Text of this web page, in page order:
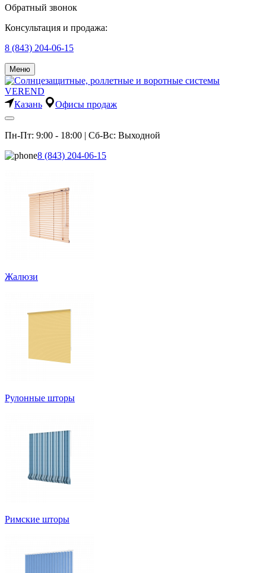
Обратный звонок
Консультация и продажа:
8 (843) 204-06-15
Меню
Казань Офисы продаж
Пн-Пт: 9:00 - 18:00 | Сб-Вс: Выходной
8 (843) 204-06-15
Жалюзи
Рулонные шторы
Римские шторы